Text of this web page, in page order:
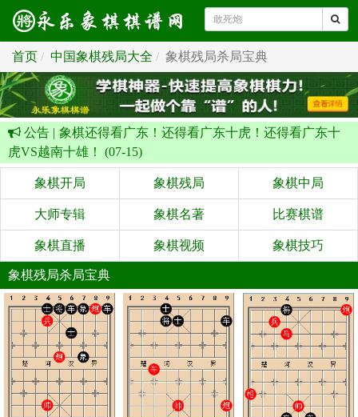
首页 中国象棋残局大全 象棋残局杀局宝典
公告 | 象棋还得看广东！还得看广东十虎！还得看广东十
虎VS越南十雄！ (07-15)
象棋开局 象棋残局 象棋中局
大师专辑 象棋名著 比赛棋谱
象棋直播 象棋视频 象棋技巧
象棋残局杀局宝典